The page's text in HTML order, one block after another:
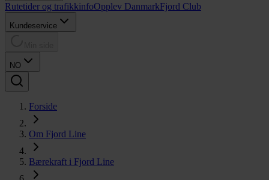
Rutetider og trafikkinfoOpplev DanmarkFjord Club
Kundeservice
NO
Forside
Om Fjord Line
Bærekraft i Fjord Line